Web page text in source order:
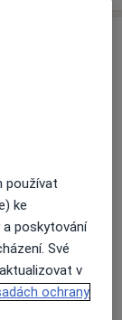
záložce
používat
ke
poskytování
Své
v
ochrany